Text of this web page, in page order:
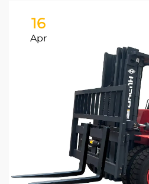
16
Apr